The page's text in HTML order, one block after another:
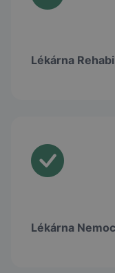
Lékárna
Lékárna